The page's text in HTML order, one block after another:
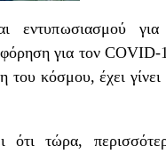
εντυπωσιασμού
για τον
κόσμου, έχει
τώρα,